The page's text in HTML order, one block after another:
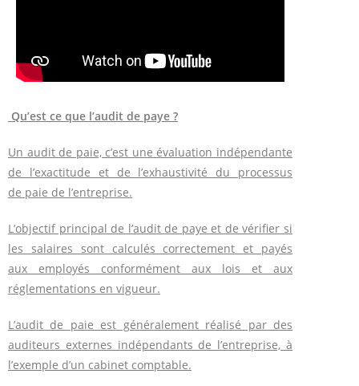
Qu’est ce que l’audit de paye ?
Un audit de paie, c’est une évaluation indépendante
de l’exactitude et de l’exhaustivité du processus
de paie de l’entreprise.
L’objectif principal de l’audit de paye et de vérifier si
les salaires sont calculés correctement et payés
aux employés conformément aux lois et aux
réglementations en vigueur.
L’audit de paie est généralement réalisé par des
auditeurs externes indépendants de l’entreprise, à
l’exemple d’un cabinet comptable.